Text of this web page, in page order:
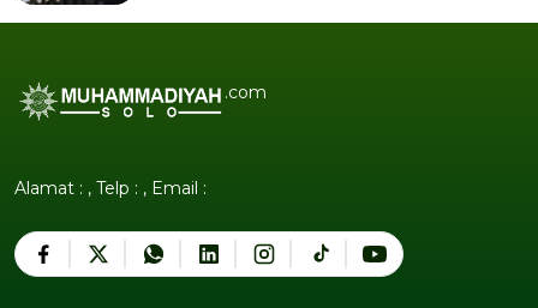
.com
Alamat : , Telp : , Email :